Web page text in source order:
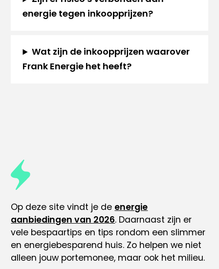
energie tegen inkoopprijzen?
Wat zijn de inkoopprijzen waarover
Frank Energie het heeft?
Op deze site vindt je de energie
aanbiedingen van 2026. Daarnaast zijn er
vele bespaartips en tips rondom een slimmer
en energiebesparend huis. Zo helpen we niet
alleen jouw portemonee, maar ook het milieu.